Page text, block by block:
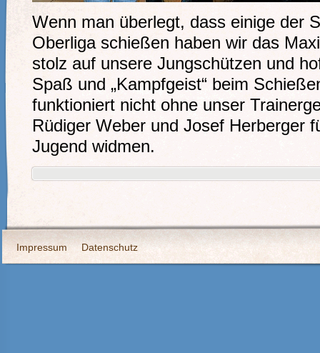
Wenn man überlegt, dass einige der
Oberliga schießen haben wir das
stolz auf unsere Jungschützen und
Spaß und „Kampfgeist“ beim
funktioniert nicht ohne unser
Rüdiger Weber und Josef Herberger
Jugend widmen.
Impressum Datenschutz